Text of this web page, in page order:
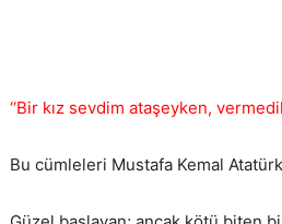
‘‘Bir kız sevdim ataşeyken,
Bu cümleleri Mustafa Kemal